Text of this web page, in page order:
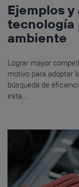
Ejemplos
tecnología
ambiente
Lograr mayor
motivo para adoptar
búsqueda de
esta...